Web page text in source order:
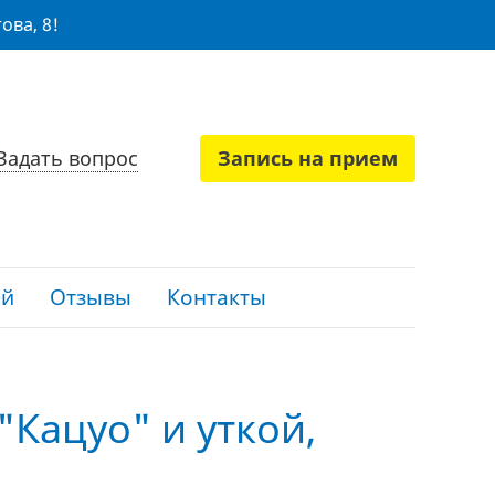
8!
вопрос Запись на прием
Отзывы Контакты
и уткой,